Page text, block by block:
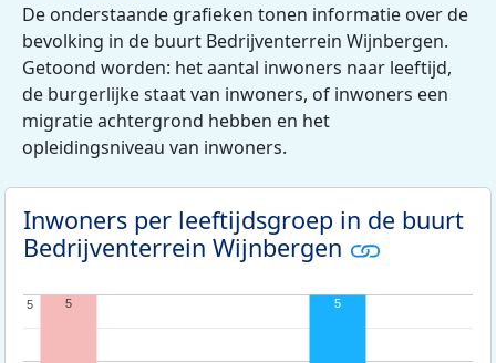
De onderstaande grafieken tonen informatie over de
bevolking in de buurt Bedrijventerrein Wijnbergen.
Getoond worden: het aantal inwoners naar leeftijd,
de burgerlijke staat van inwoners, of inwoners een
migratie achtergrond hebben en het
opleidingsniveau van inwoners.
Inwoners per leeftijdsgroep in de buurt
Bedrijventerrein Wijnbergen
5
5 5 5